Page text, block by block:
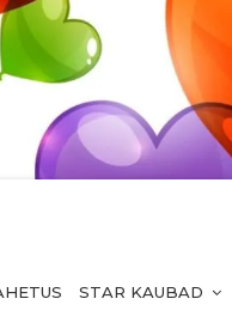
STAR KAUBAD